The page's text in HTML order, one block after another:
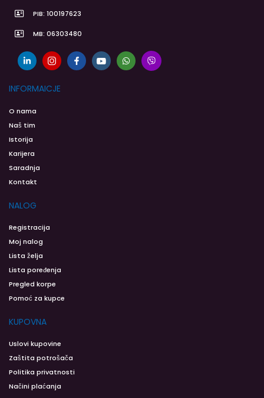
PIB: 100197623
MB: 06303480
INFORMAICJE
O nama
Naš tim
Istorija
Karijera
Saradnja
Kontakt
NALOG
Registracija
Moj nalog
Lista želja
Lista poređenja
Pregled korpe
Pomoć za kupce
KUPOVNA
Uslovi kupovine
Zaštita potrošača
Politika privatnosti
Načini plaćanja